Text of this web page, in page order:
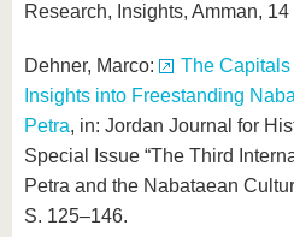
Research, Insights, Amman,
Dehner, Marco:
The
Insights into Freestanding
Petra, in: Jordan Journal for
Special Issue “The Third
Petra and the Nabataean
S. 125–146.